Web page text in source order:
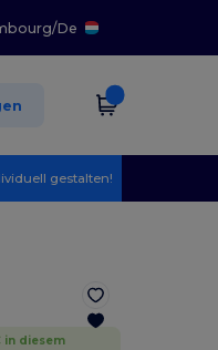
/De
gestalten!
in diesem